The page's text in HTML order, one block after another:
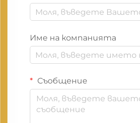
Име на компанията
Съобщение